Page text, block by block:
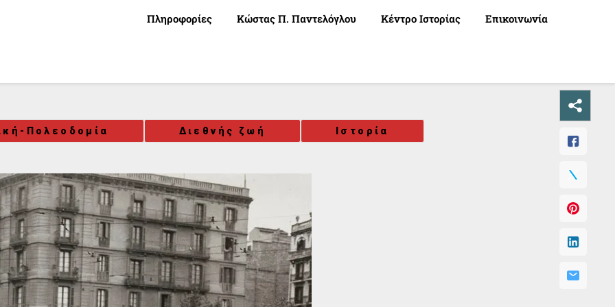
Πληροφορίες Κώστας Π. Παντελόγλου Κέντρο Ιστορίας Επικοινωνία
Πολεοδομία Διεθνής ζωή Ιστορία